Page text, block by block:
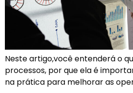
Neste artigo,você entenderá o
processos, por que ela é
na prática para melhorar as